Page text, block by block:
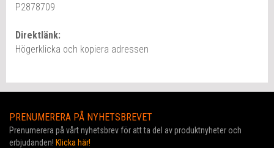
P2878709
Direktlänk:
Högerklicka och kopiera adressen
PRENUMERERA PÅ NYHETSBREVET
Prenumerera på vårt nyhetsbrev för att ta del av produktnyheter och
erbjudanden! Klicka här!